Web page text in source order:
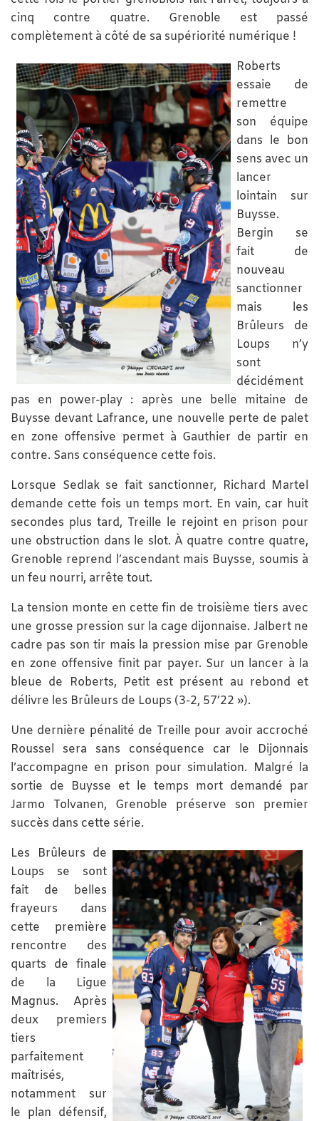
cinq contre quatre. Grenoble est passé
complètement à côté de sa supériorité numérique !
Roberts
essaie de
remettre
son équipe
dans le bon
sens avec un
lancer
lointain sur
Buysse.
Bergin se
fait de
nouveau
sanctionner
mais les
Brûleurs de
Loups n’y
sont
décidément
pas en power-play : après une belle mitaine de
Buysse devant Lafrance, une nouvelle perte de palet
en zone offensive permet à Gauthier de partir en
contre. Sans conséquence cette fois.
Lorsque Sedlak se fait sanctionner, Richard Martel
demande cette fois un temps mort. En vain, car huit
secondes plus tard, Treille le rejoint en prison pour
une obstruction dans le slot. À quatre contre quatre,
Grenoble reprend l’ascendant mais Buysse, soumis à
un feu nourri, arrête tout.
La tension monte en cette fin de troisième tiers avec
une grosse pression sur la cage dijonnaise. Jalbert ne
cadre pas son tir mais la pression mise par Grenoble
en zone offensive finit par payer. Sur un lancer à la
bleue de Roberts, Petit est présent au rebond et
délivre les Brûleurs de Loups (3-2, 57’22 »).
Une dernière pénalité de Treille pour avoir accroché
Roussel sera sans conséquence car le Dijonnais
l’accompagne en prison pour simulation. Malgré la
sortie de Buysse et le temps mort demandé par
Jarmo Tolvanen, Grenoble préserve son premier
succès dans cette série.
Les Brûleurs de
Loups se sont
fait de belles
frayeurs dans
cette première
rencontre des
quarts de finale
de la Ligue
Magnus. Après
deux premiers
tiers
parfaitement
maîtrisés,
notamment sur
le plan défensif,